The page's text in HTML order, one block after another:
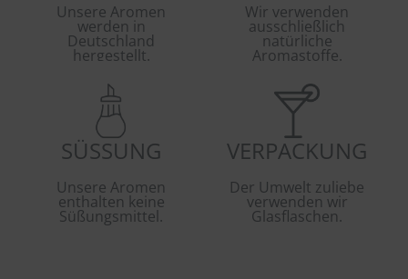
Unsere Aromen
werden in
Deutschland
hergestellt.
Wir verwenden
ausschließlich
natürliche
Aromastoffe.
SÜSSUNG
Unsere Aromen
enthalten keine
Süßungsmittel.
VERPACKUNG
Der Umwelt zuliebe
verwenden wir
Glasflaschen.